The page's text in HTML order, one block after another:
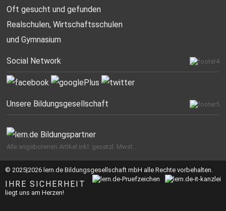
Oft gesucht und gefunden
Realschulen,Wirtschaftsschulen
und Gymnasium
Social Network
Unsere Bildungsgesellschaft
Alle angebotenen Artikel inkl. gesetzl. Mwst..
© 2025|2026 lern.de Bildungsgesellschaft mbH alle Rechte vorbehalten.
IHRE SICHERHEIT
liegt uns am Herzen!